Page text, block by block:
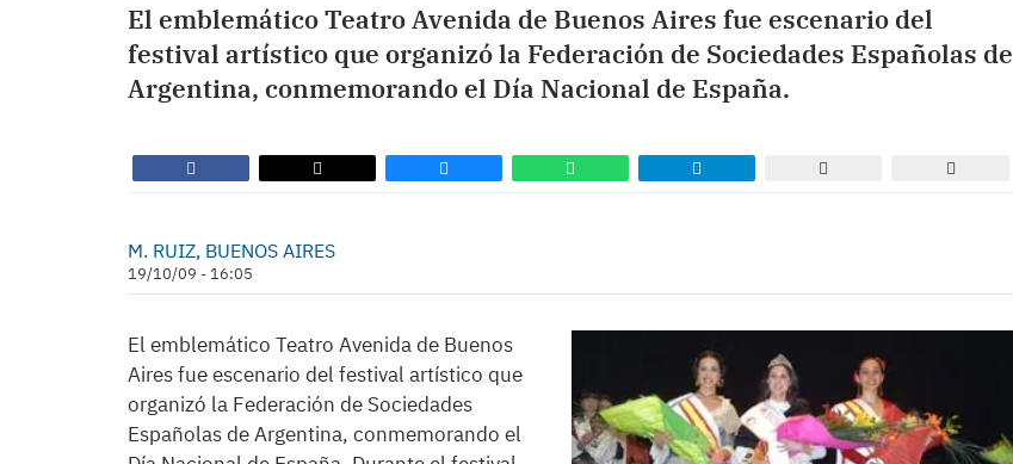
El emblemático Teatro Avenida de Buenos Aires fue escenario del
festival artístico que organizó la Federación de Sociedades Españolas de
Argentina, conmemorando el Día Nacional de España.
M. RUIZ, BUENOS AIRES
19/10/09 - 16:05
El emblemático Teatro Avenida de Buenos
Aires fue escenario del festival artístico que
organizó la Federación de Sociedades
Españolas de Argentina, conmemorando el